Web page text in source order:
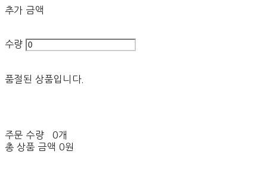
추가 금액
수량
품절된 상품입니다.
주문 수량
0개
총 상품 금액 0원